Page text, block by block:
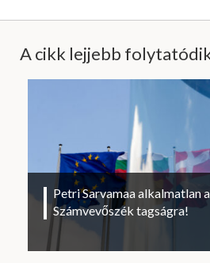
A cikk lejjebb
Petri Sarvamaa alkalmatlan
Számvevőszék tagságra!